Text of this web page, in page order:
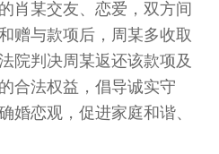
肖某交友、恋爱，双方间
赠与款项后，周某多收取
院判决周某返还该款项及
合法权益，倡导诚实守
婚恋观，促进家庭和谐、